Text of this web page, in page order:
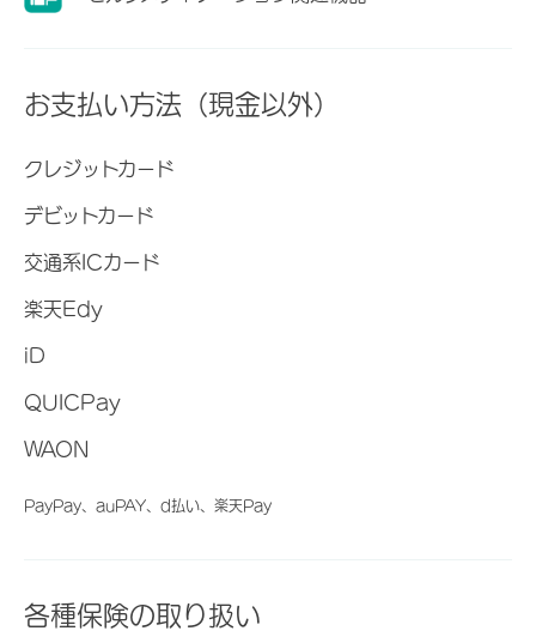
お支払い方法（現金以外）
クレジットカード
デビットカード
交通系ICカード
楽天Edy
iD
QUICPay
WAON
PayPay、auPAY、d払い、楽天Pay
各種保険の取り扱い